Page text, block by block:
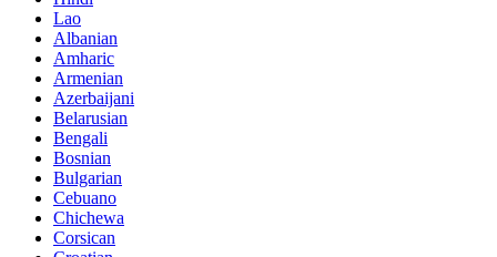
Lao
Albanian
Amharic
Armenian
Azerbaijani
Belarusian
Bengali
Bosnian
Bulgarian
Cebuano
Chichewa
Corsican